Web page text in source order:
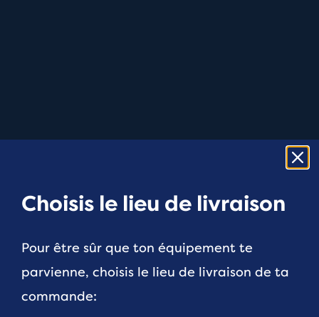
Choisis le lieu de livraison
Pour être sûr que ton équipement te
parvienne, choisis le lieu de livraison de ta
commande: